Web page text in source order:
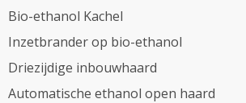
Bio-ethanol Kachel
Inzetbrander op bio-ethanol
Driezijdige inbouwhaard
Automatische ethanol open haard